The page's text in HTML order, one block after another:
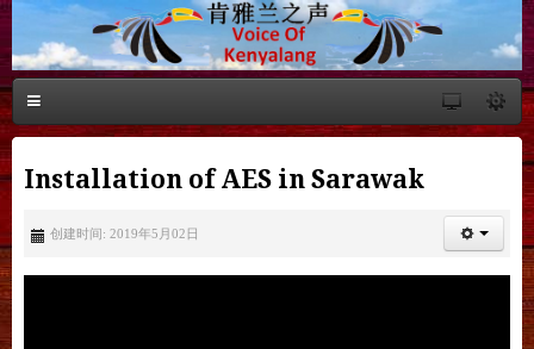
Installation of AES in Sarawak
创建时间: 2019年5月02日